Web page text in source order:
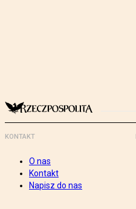
KONTAKT
O nas
Kontakt
Napisz do nas